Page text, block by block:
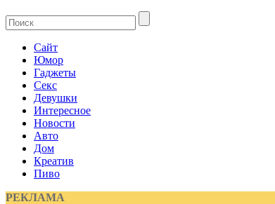
Сайт
Юмор
Гаджеты
Секс
Девушки
Интересное
Новости
Авто
Дом
Креатив
Пиво
РЕКЛАМА